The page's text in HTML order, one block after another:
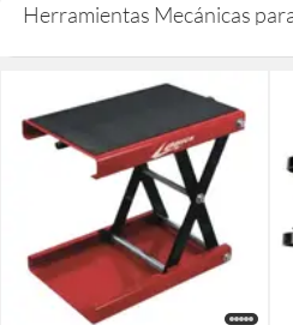
Herramientas Mecánicas